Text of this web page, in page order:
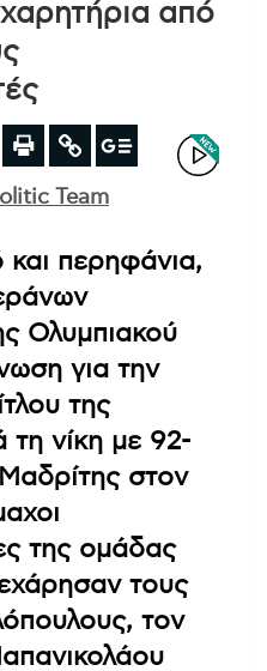
από
Team
περηφάνια,
Ολυμπιακού
για την
της
τη νίκη με 92-
στον
της ομάδας
τους
τον